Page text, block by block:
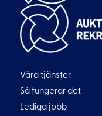
Våra tjänster
Så fungerar det
Lediga jobb